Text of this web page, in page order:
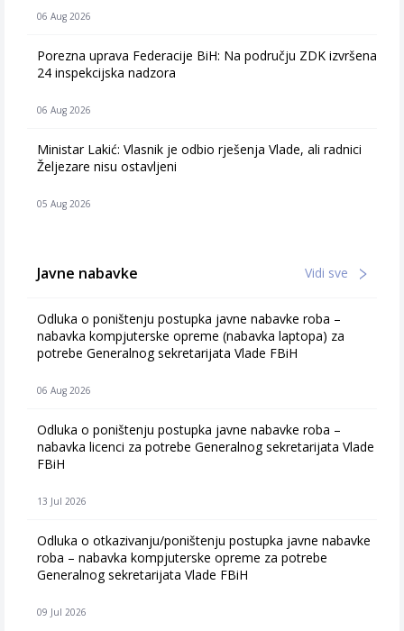
06 Aug 2026
Porezna uprava Federacije BiH: Na području ZDK izvršena
24 inspekcijska nadzora
06 Aug 2026
Ministar Lakić: Vlasnik je odbio rješenja Vlade, ali radnici
Željezare nisu ostavljeni
05 Aug 2026
Javne nabavke Vidi sve
Odluka o poništenju postupka javne nabavke roba –
nabavka kompjuterske opreme (nabavka laptopa) za
potrebe Generalnog sekretarijata Vlade FBiH
06 Aug 2026
Odluka o poništenju postupka javne nabavke roba –
nabavka licenci za potrebe Generalnog sekretarijata Vlade
FBiH
13 Jul 2026
Odluka o otkazivanju/poništenju postupka javne nabavke
roba – nabavka kompjuterske opreme za potrebe
Generalnog sekretarijata Vlade FBiH
09 Jul 2026